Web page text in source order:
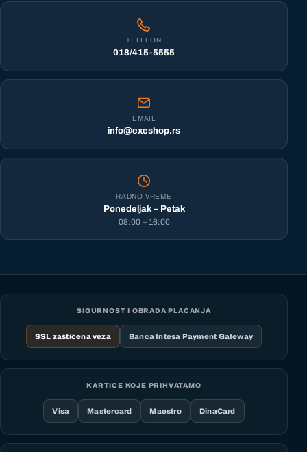
TELEFON
018/415-5555
EMAIL
info@exeshop.rs
RADNO VREME
Ponedeljak – Petak
08:00 – 16:00
SIGURNOST I OBRADA PLAĆANJA
SSL zaštićena veza Banca Intesa Payment Gateway
KARTICE KOJE PRIHVATAMO
Visa Mastercard Maestro DinaCard